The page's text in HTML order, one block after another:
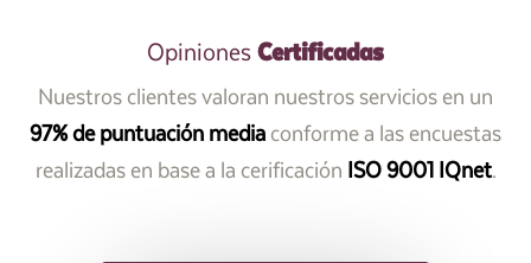
Opiniones Certificadas
Nuestros clientes valoran nuestros servicios en un
97% de puntuación mediaconforme a las encuestas
realizadas en base a la cerificación ISO 9001 IQnet.